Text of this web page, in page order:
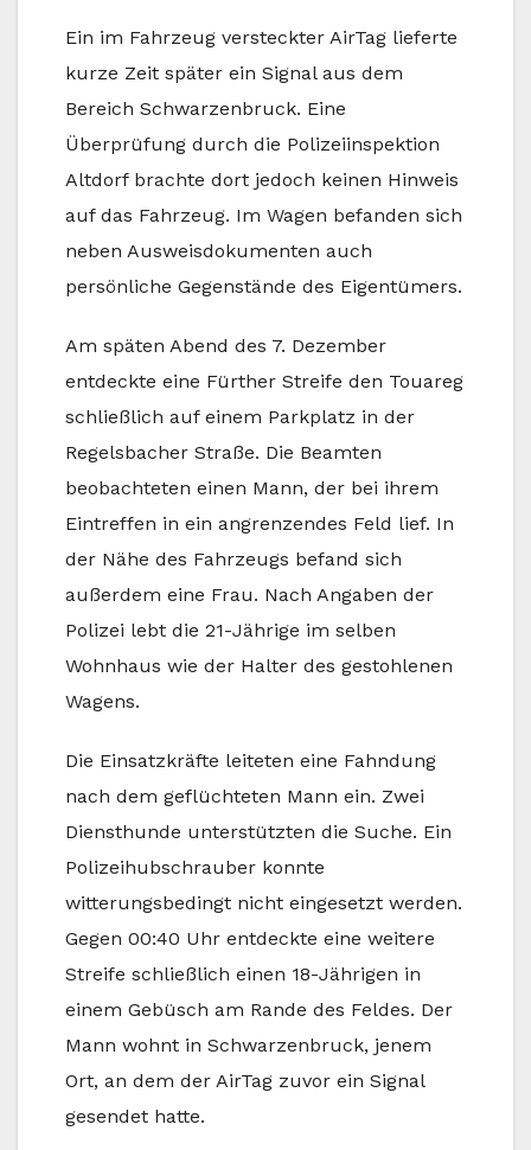
Ein im Fahrzeug versteckter AirTag lieferte
kurze Zeit später ein Signal aus dem
Bereich Schwarzenbruck. Eine
Überprüfung durch die Polizeiinspektion
Altdorf brachte dort jedoch keinen Hinweis
auf das Fahrzeug. Im Wagen befanden sich
neben Ausweisdokumenten auch
persönliche Gegenstände des Eigentümers.
Am späten Abend des 7. Dezember
entdeckte eine Fürther Streife den Touareg
schließlich auf einem Parkplatz in der
Regelsbacher Straße. Die Beamten
beobachteten einen Mann, der bei ihrem
Eintreffen in ein angrenzendes Feld lief. In
der Nähe des Fahrzeugs befand sich
außerdem eine Frau. Nach Angaben der
Polizei lebt die 21-Jährige im selben
Wohnhaus wie der Halter des gestohlenen
Wagens.
Die Einsatzkräfte leiteten eine Fahndung
nach dem geflüchteten Mann ein. Zwei
Diensthunde unterstützten die Suche. Ein
Polizeihubschrauber konnte
witterungsbedingt nicht eingesetzt werden.
Gegen 00:40 Uhr entdeckte eine weitere
Streife schließlich einen 18-Jährigen in
einem Gebüsch am Rande des Feldes. Der
Mann wohnt in Schwarzenbruck, jenem
Ort, an dem der AirTag zuvor ein Signal
gesendet hatte.